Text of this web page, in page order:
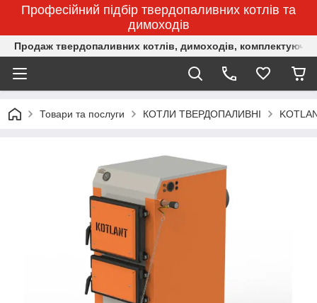
Професійний підбір твердопаливних котлів та
димоходів
Продаж твердопаливних котлів, димоходів,
Товари та послуги КОТЛИ ТВЕРДОПАЛИВНІ